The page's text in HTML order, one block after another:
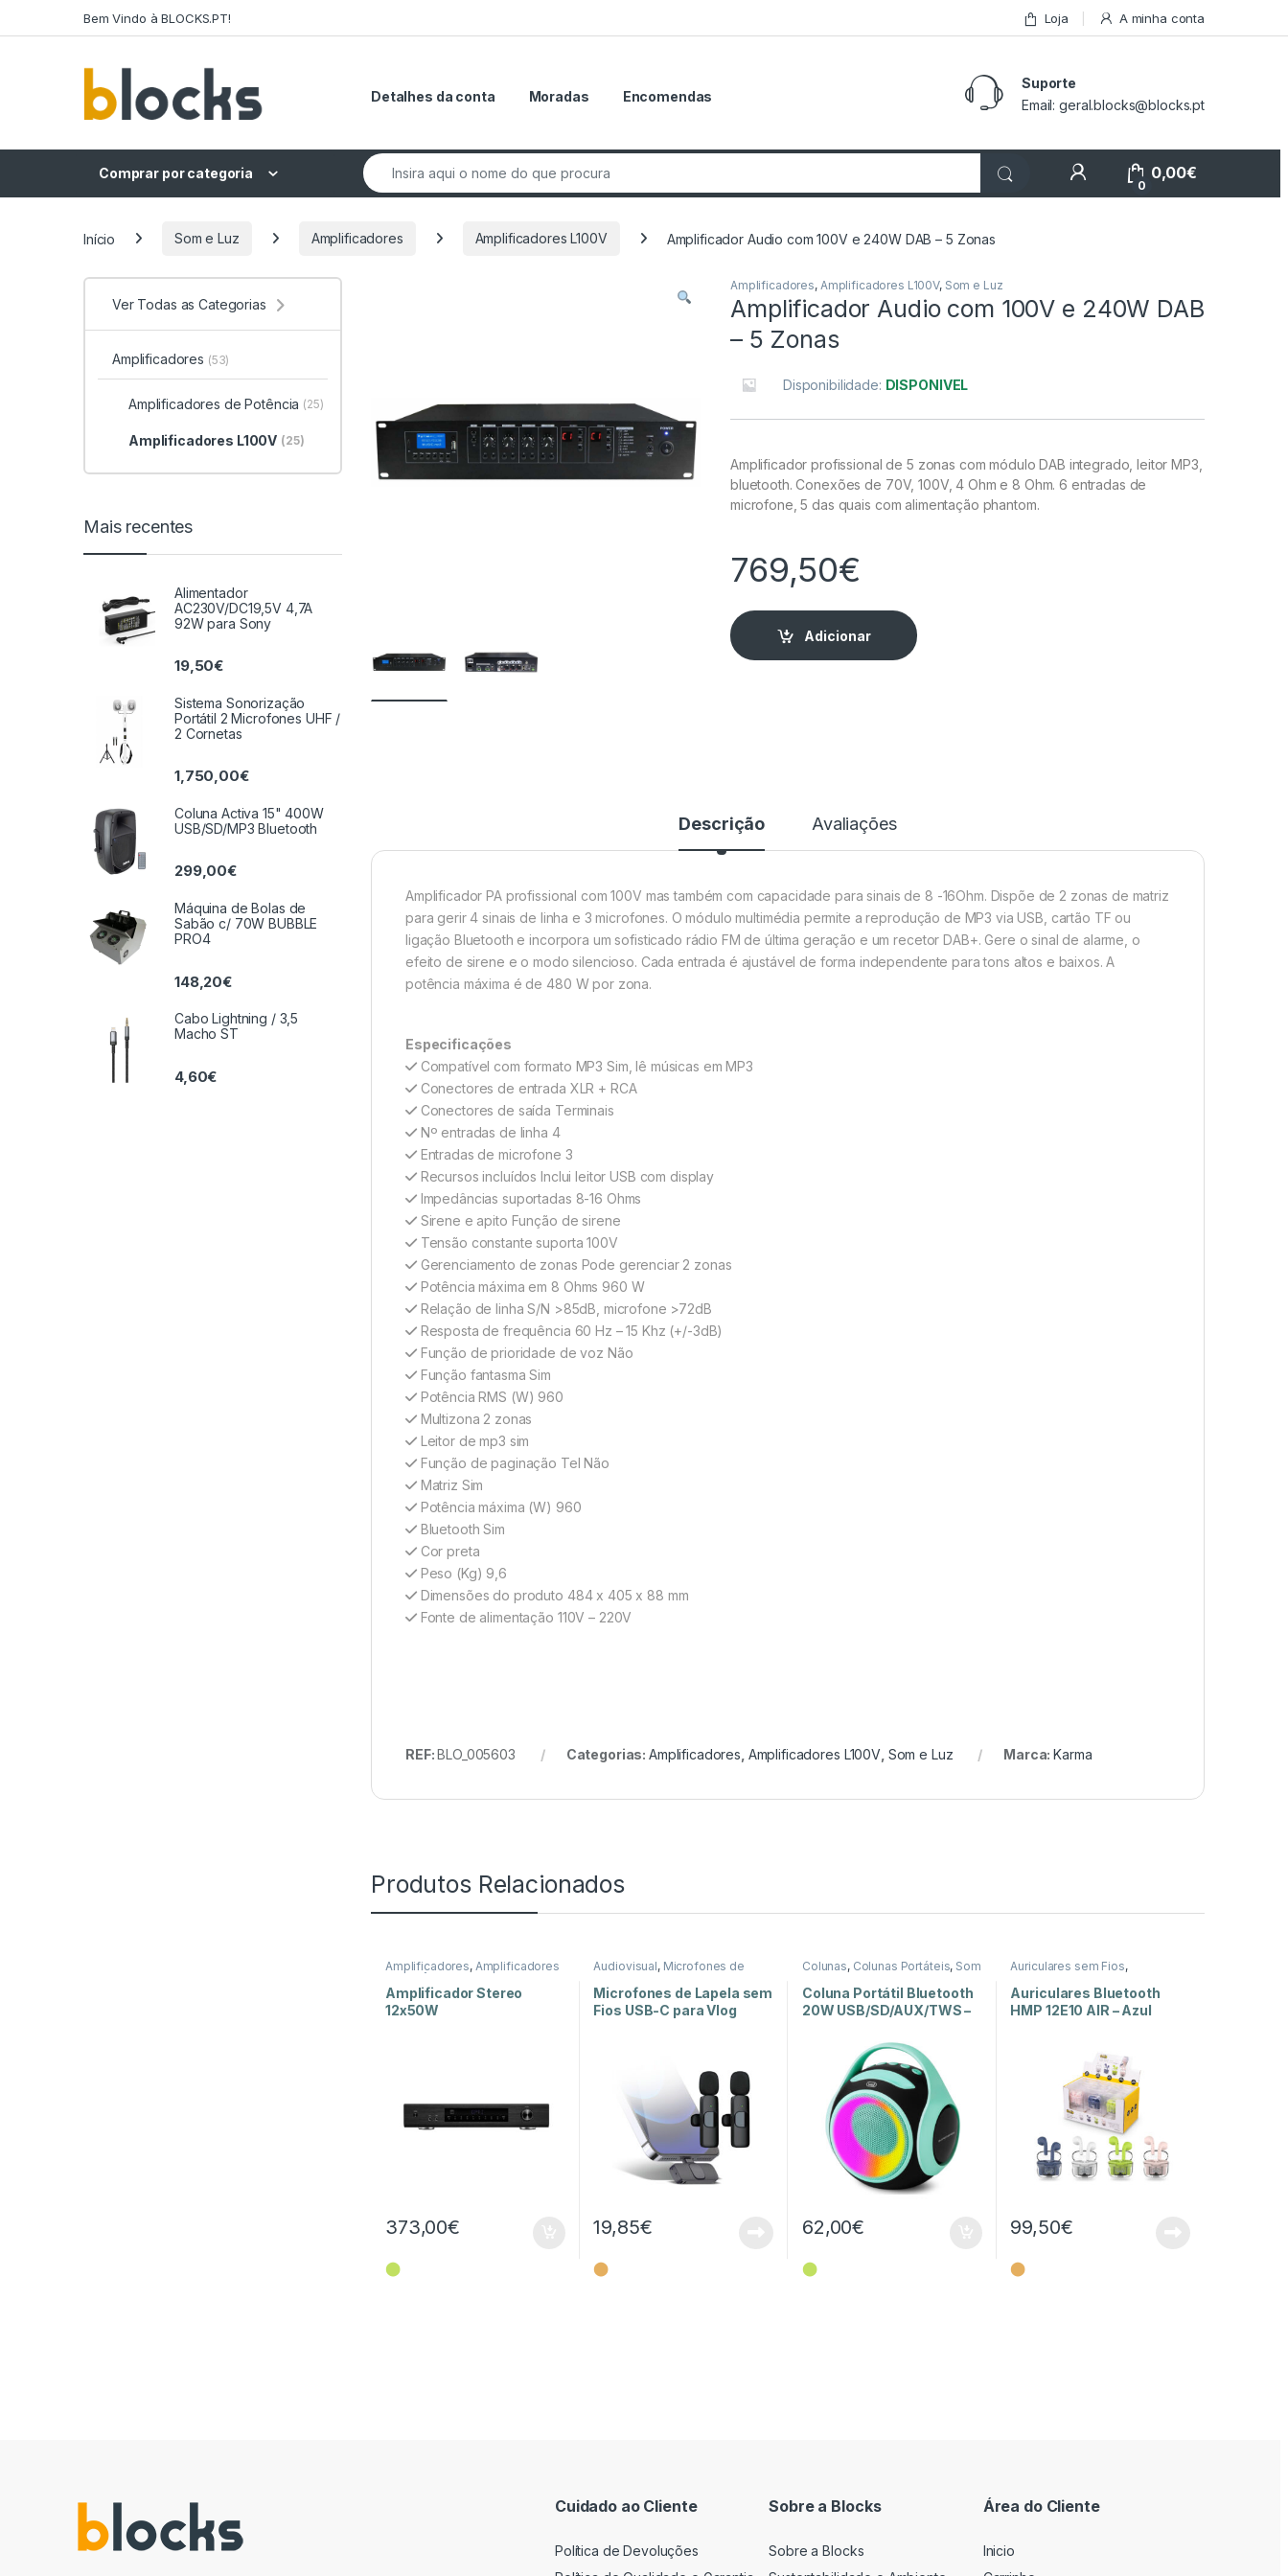
Bem Vindo à BLOCKS.PT! Loja A minha conta
Detalhes da conta Moradas Encomendas
Suporte
Email: geral.blocks@blocks.pt
Comprar por categoria
Search for:
My Account
0
0,00€
Início Som e Luz Amplificadores Amplificadores L100V Amplificador Audio com 100V e 240W DAB – 5 Zonas
Amplificadores, Amplificadores L100V, Som e Luz
Amplificador Audio com 100V e 240W DAB
– 5 Zonas
Disponibilidade: DISPONIVEL
Amplificador profissional de 5 zonas com módulo DAB integrado, leitor MP3,
bluetooth. Conexões de 70V, 100V, 4 Ohm e 8 Ohm. 6 entradas de
microfone, 5 das quais com alimentação phantom.
769,50€
Adicionar
Descrição Avaliações
Amplificador PA profissional com 100V mas também com capacidade para sinais de 8 -16Ohm. Dispõe de 2 zonas de matriz
para gerir 4 sinais de linha e 3 microfones. O módulo multimédia permite a reprodução de MP3 via USB, cartão TF ou
ligação Bluetooth e incorpora um sofisticado rádio FM de última geração e um recetor DAB+. Gere o sinal de alarme, o
efeito de sirene e o modo silencioso. Cada entrada é ajustável de forma independente para tons altos e baixos. A
potência máxima é de 480 W por zona.
Especificações
Compatível com formato MP3 Sim, lê músicas em MP3
Conectores de entrada XLR + RCA
Conectores de saída Terminais
Nº entradas de linha 4
Entradas de microfone 3
Recursos incluídos Inclui leitor USB com display
Impedâncias suportadas 8-16 Ohms
Sirene e apito Função de sirene
Tensão constante suporta 100V
Gerenciamento de zonas Pode gerenciar 2 zonas
Potência máxima em 8 Ohms 960 W
Relação de linha S/N >85dB, microfone >72dB
Resposta de frequência 60 Hz – 15 Khz (+/-3dB)
Função de prioridade de voz Não
Função fantasma Sim
Potência RMS (W) 960
Multizona 2 zonas
Leitor de mp3 sim
Função de paginação Tel Não
Matriz Sim
Potência máxima (W) 960
Bluetooth Sim
Cor preta
Peso (Kg) 9,6
Dimensões do produto 484 x 405 x 88 mm
Fonte de alimentação 110V – 220V
REF:BLO_005603 Categorias: Amplificadores Amplificadores L100V, Som e Luz Marca:Karma
Produtos Relacionados
Amplificadores, Amplificadores
de Potência
Som e Luz
Amplificador Stereo
12x50W
373,00€
⬤
Audiovisual, Microfones de
Microfones de Lapela sem
Fios USB-C para Vlog
19,85€
⬤
Colunas, Colunas Portáteis, Som
Coluna Portátil Bluetooth
20W USB/SD/AUX/TWS –
62,00€
⬤
Auriculares sem Fios,
Som e Luz
Auriculares Bluetooth
HMP 12E10 AIR – Azul
99,50€
⬤
Ver Todas as Categorias
Amplificadores (53)
Amplificadores de Potência (25)
Amplificadores L100V (25)
Mais recentes
Alimentador
AC230V/DC19,5V 4,7A
92W para Sony
19,50€
Sistema Sonorização
Portátil 2 Microfones UHF /
2 Cornetas
1,750,00€
Coluna Activa 15" 400W
USB/SD/MP3 Bluetooth
299,00€
Máquina de Bolas de
Sabão c/ 70W BUBBLE
PRO4
148,20€
Cabo Lightning / 3,5
Macho ST
4,60€
Cuidado ao Cliente
Política de Devoluções
Sobre a Blocks
Sobre a Blocks
Área do Cliente
Inicio